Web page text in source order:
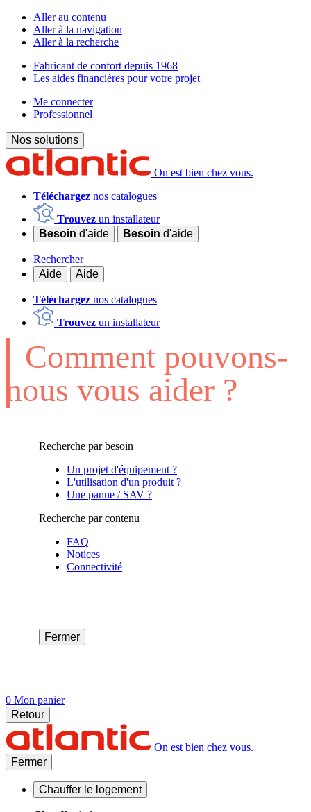
Aller au contenu
Aller à la navigation
Aller à la recherche
Fabricant de confort depuis 1968
Les aides financières pour votre projet
Me connecter
Professionnel
Nos solutions
On est bien chez vous.
Téléchargez nos catalogues
Trouvez un installateur
Besoin d'aide Besoin d'aide
Rechercher
Aide
Aide
Téléchargez nos catalogues
Trouvez un installateur
Comment pouvons-
nous vous aider ?
Recherche par besoin
Un projet d'équipement ?
L'utilisation d'un produit ?
Une panne / SAV ?
Recherche par contenu
FAQ
Notices
Connectivité
Fermer
0 Mon panier
Retour
On est bien chez vous.
Fermer
Chauffer le logement